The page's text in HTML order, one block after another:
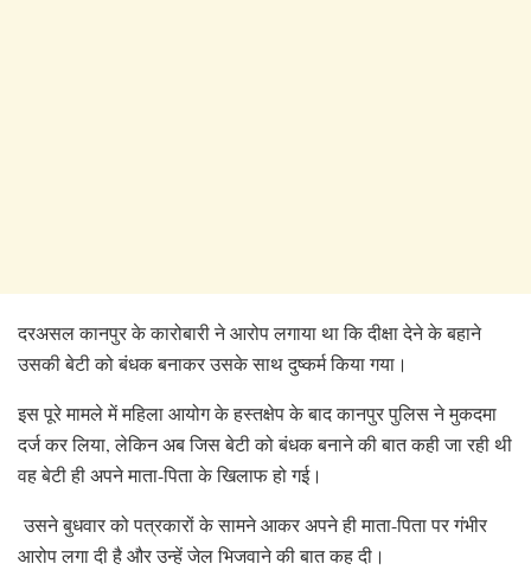
दरअसल कानपुर के कारोबारी ने आरोप लगाया था कि दीक्षा देने के बहाने
उसकी बेटी को बंधक बनाकर उसके साथ दुष्कर्म किया गया।
इस पूरे मामले में महिला आयोग के हस्तक्षेप के बाद कानपुर पुलिस ने मुकदमा
दर्ज कर लिया, लेकिन अब जिस बेटी को बंधक बनाने की बात कही जा रही थी
वह बेटी ही अपने माता-पिता के खिलाफ हो गई।
उसने बुधवार को पत्रकारों के सामने आकर अपने ही माता-पिता पर गंभीर
आरोप लगा दी है और उन्हें जेल भिजवाने की बात कह दी।